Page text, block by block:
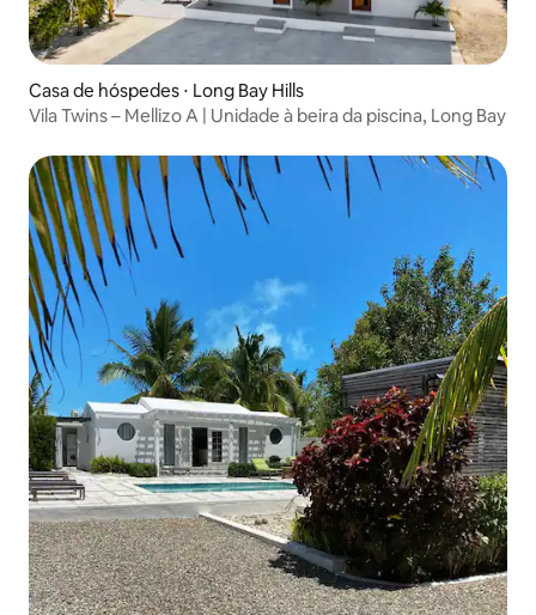
Casa de hóspedes ⋅ Long Bay Hills
Vila Twins – Mellizo A | Unidade à beira da piscina, Long Bay